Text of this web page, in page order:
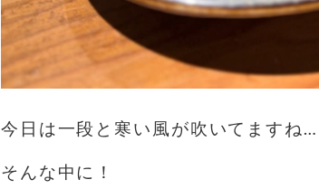
今日は一段と寒い風が吹いてますね…
そんな中に！